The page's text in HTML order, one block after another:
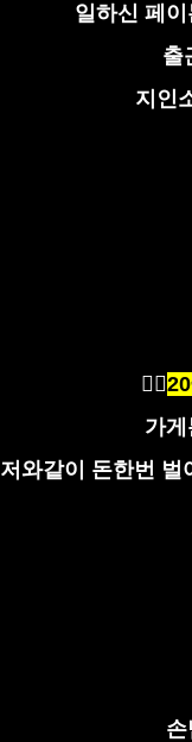
일하신 페이
출
지인
🙆‍♀️
가
저와같이 돈한번 벌